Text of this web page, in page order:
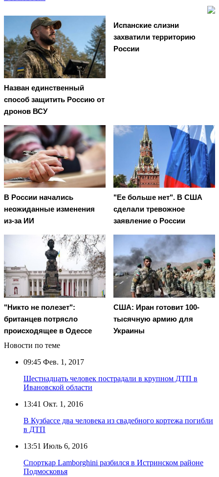
Назван единственный
способ защитить Россию от
дронов ВСУ
Испанские слизни
захватили территорию
России
В России начались
неожиданные изменения
из-за ИИ
"Ее больше нет". В США
сделали тревожное
заявление о России
"Никто не полезет":
британцев потрясло
происходящее в Одессе
США: Иран готовит 100-
тысячную армию для
Украины
Новости по теме
09:45 Фев. 1, 2017
Шестнадцать человек пострадали в крупном ДТП в
Ивановской области
13:41 Окт. 1, 2016
В Кузбассе два человека из свадебного кортежа погибли
в ДТП
13:51 Июль 6, 2016
Спорткар Lamborghini разбился в Истринском районе
Подмосковья